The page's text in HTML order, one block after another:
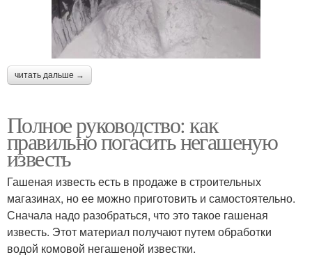
читать дальше →
Полное руководство: как
правильно погасить негашеную
известь
Гашеная известь есть в продаже в строительных
магазинах, но ее можно приготовить и самостоятельно.
Сначала надо разобраться, что это такое гашеная
известь. Этот материал получают путем обработки
водой комовой негашеной известки.